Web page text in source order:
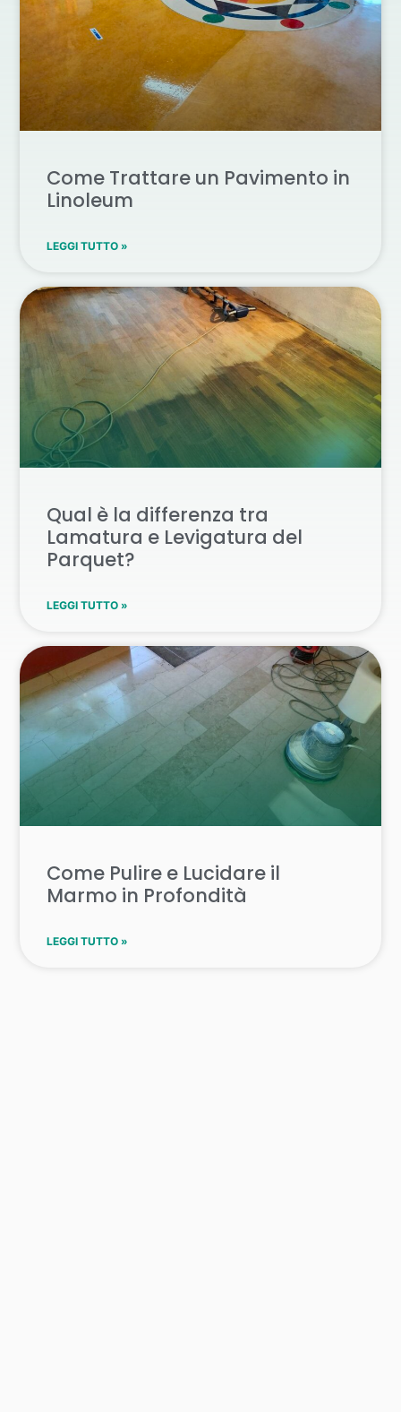
Come Trattare un Pavimento in
Linoleum
LEGGI TUTTO »
Qual è la differenza tra
Lamatura e Levigatura del
Parquet?
LEGGI TUTTO »
Come Pulire e Lucidare il
Marmo in Profondità
LEGGI TUTTO »